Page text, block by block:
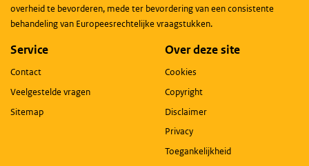
overheid te bevorderen, mede ter bevordering van een consistente
behandeling van Europeesrechtelijke vraagstukken.
Service
Contact
Veelgestelde vragen
Sitemap
Over deze site
Cookies
Copyright
Disclaimer
Privacy
Toegankelijkheid